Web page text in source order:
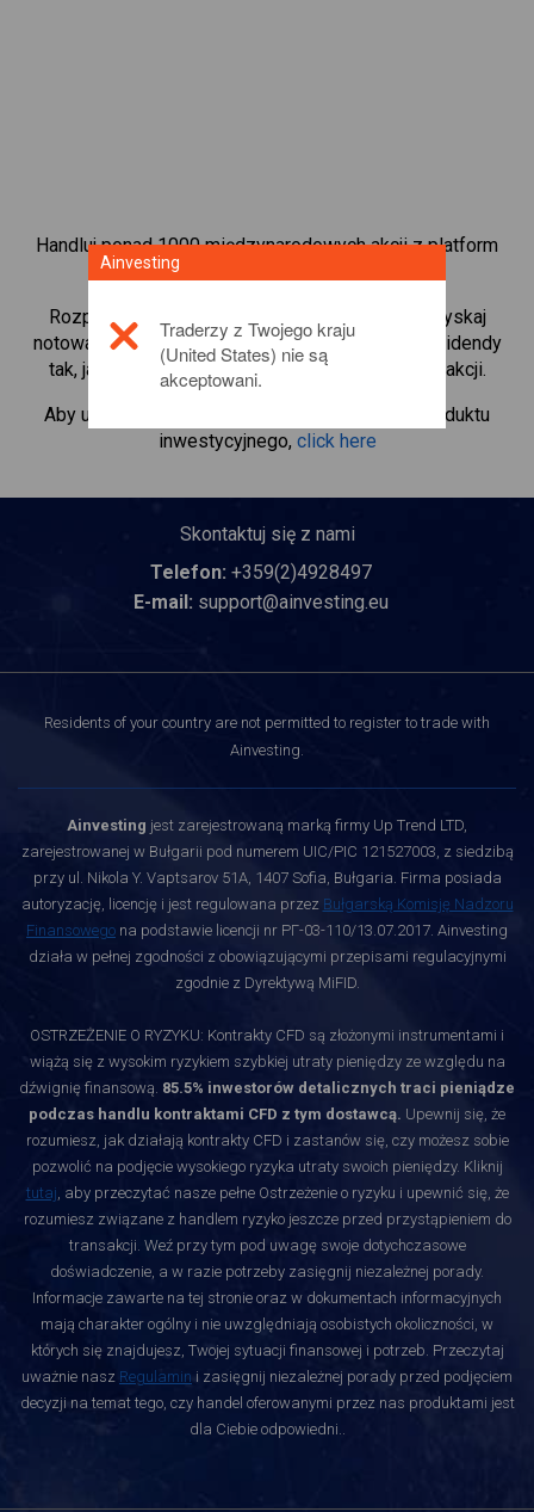
Handluj ponad 1000 międzynarodowych akcji z platform
handlową CFD od Ainvesting.
Rozpocznij handel kontraktami CFD w
. Uzyskaj
notowania w czasie rzeczywistym i otrzymuj dywidendy
tak, jak w przypadku rzeczywistego posiadania akcji.
Aby uzyskać więcej informacji na temat tego produktu
inwestycyjnego, click here
Skontaktuj się z nami
Telefon: +359(2)4928497
E-mail: support@ainvesting.eu
Residents of your country are not permitted to register to trade with
Ainvesting.
Ainvesting jest zarejestrowaną marką firmy Up Trend LTD,
zarejestrowanej w Bułgarii pod numerem UIC/PIC 121527003, z siedzibą
przy ul. Nikola Y. Vaptsarov 51A, 1407 Sofia, Bułgaria. Firma posiada
autoryzację, licencję i jest regulowana przez Bułgarską Komisję Nadzoru
Finansowego na podstawie licencji nr РГ-03-110/13.07.2017. Ainvesting
działa w pełnej zgodności z obowiązującymi przepisami regulacyjnymi
zgodnie z Dyrektywą MiFID.
OSTRZEŻENIE O RYZYKU: Kontrakty CFD są złożonymi instrumentami i
wiążą się z wysokim ryzykiem szybkiej utraty pieniędzy ze względu na
dźwignię finansową. 85.5% inwestorów detalicznych traci pieniądze
podczas handlu kontraktami CFD z tym dostawcą. Upewnij się, że
rozumiesz, jak działają kontrakty CFD i zastanów się, czy możesz sobie
pozwolić na podjęcie wysokiego ryzyka utraty swoich pieniędzy. Kliknij
tutaj, aby przeczytać nasze pełne Ostrzeżenie o ryzyku i upewnić się, że
rozumiesz związane z handlem ryzyko jeszcze przed przystąpieniem do
transakcji. Weź przy tym pod uwagę swoje dotychczasowe
doświadczenie, a w razie potrzeby zasięgnij niezależnej porady.
Informacje zawarte na tej stronie oraz w dokumentach informacyjnych
mają charakter ogólny i nie uwzględniają osobistych okoliczności, w
których się znajdujesz, Twojej sytuacji finansowej i potrzeb. Przeczytaj
uważnie nasz Regulamin i zasięgnij niezależnej porady przed podjęciem
decyzji na temat tego, czy handel oferowanymi przez nas produktami jest
dla Ciebie odpowiedni..
Ainvesting
Traderzy z Twojego kraju
(United States) nie są
akceptowani.